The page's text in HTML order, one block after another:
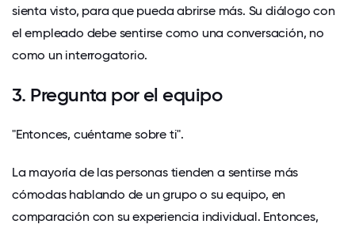
sienta visto, para que pueda abrirse más. Su diálogo con
el empleado debe sentirse como una conversación, no
como un interrogatorio.
3. Pregunta por el equipo
"Entonces, cuéntame sobre ti".
La mayoría de las personas tienden a sentirse más
cómodas hablando de un grupo o su equipo, en
comparación con su experiencia individual. Entonces,